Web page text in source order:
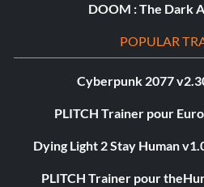
DOOM : The Dark
POPULAR
Cyberpunk 2077
PLITCH Trainer pour
Dying Light 2 Stay Human
PLITCH Trainer pour